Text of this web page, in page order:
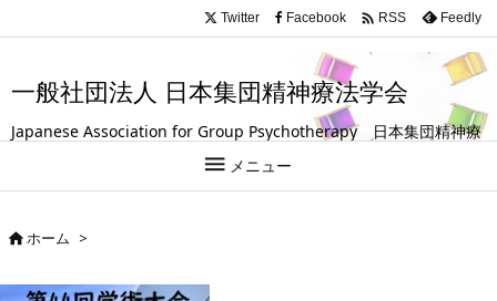
.entry-title, #front-page-title { text-align: left; }
一般社団法人 日本集団精神療法学会
Japanese Association for Group Psychotherapy 日本集団精神療
法学会は、グループ（集団）を活用して人の成長や回復を支援する
試みを探求している学会です。
 メニュー
Twitter Facebook  RSS Feedly
ホーム >